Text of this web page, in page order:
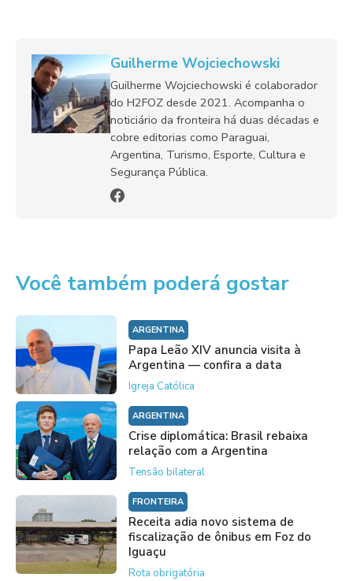
Guilherme Wojciechowski
Guilherme Wojciechowski é colaborador
do H2FOZ desde 2021. Acompanha o
noticiário da fronteira há duas décadas e
cobre editorias como Paraguai,
Argentina, Turismo, Esporte, Cultura e
Segurança Pública.
Você também poderá gostar
ARGENTINA
Papa Leão XIV anuncia visita à
Argentina — confira a data
Igreja Católica
ARGENTINA
Crise diplomática: Brasil rebaixa
relação com a Argentina
Tensão bilateral
FRONTEIRA
Receita adia novo sistema de
fiscalização de ônibus em Foz do
Iguaçu
Rota obrigatória